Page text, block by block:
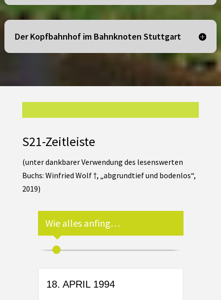
Der Kopfbahnhof im Bahnknoten Stuttgart
S21-Zeitleiste
(unter dankbarer Verwendung des lesenswerten
Buchs: Winfried Wolf †, „abgrundtief und bodenlos“,
2019)
Wie alles anfing…
18. APRIL 1994